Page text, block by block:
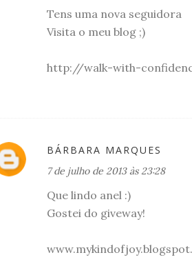
Tens uma nova seguidora
Visita o meu blog ;)
http://walk-with-
BÁRBARA MARQUES
7 de julho de 2013 às 23:28
Que lindo anel :)
Gostei do giveway!